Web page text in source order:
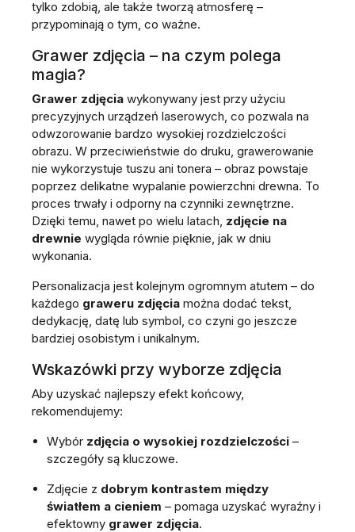
tylko zdobią, ale także tworzą atmosferę –
przypominają o tym, co ważne.
Grawer zdjęcia – na czym polega
magia?
Grawer zdjęcia wykonywany jest przy użyciu
precyzyjnych urządzeń laserowych, co pozwala na
odwzorowanie bardzo wysokiej rozdzielczości
obrazu. W przeciwieństwie do druku, grawerowanie
nie wykorzystuje tuszu ani tonera – obraz powstaje
poprzez delikatne wypalanie powierzchni drewna. To
proces trwały i odporny na czynniki zewnętrzne.
Dzięki temu, nawet po wielu latach, zdjęcie na
drewnie wygląda równie pięknie, jak w dniu
wykonania.
Personalizacja jest kolejnym ogromnym atutem – do
każdego graweru zdjęcia można dodać tekst,
dedykację, datę lub symbol, co czyni go jeszcze
bardziej osobistym i unikalnym.
Wskazówki przy wyborze zdjęcia
Aby uzyskać najlepszy efekt końcowy,
rekomendujemy:
Wybór zdjęcia o wysokiej rozdzielczości–
szczegóły są kluczowe.
Zdjęcie z dobrym kontrastem między
światłem a cieniem – pomaga uzyskać wyraźny i
efektowny grawer zdjęcia.